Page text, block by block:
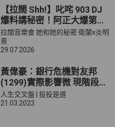
【拉闊 Shh!】叱咤 903 DJ
爆料講秘密！阿正大爆第一
個暗戀對象？森美竟然係一
個飢餓嘅男人？
拉闊音樂會 她和她的秘密 衛蘭x炎明
熹
29.07.2026
黃偉豪：銀行危機對友邦
(1299)實際影響微 現階段宜
中長期分注吸納
人生交叉盤 | 投投是道
21.03.2023